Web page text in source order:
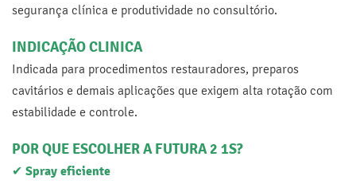
segurança clínica e produtividade no consultório.
INDICAÇÃO CLINICA
Indicada para procedimentos restauradores, preparos
cavitários e demais aplicações que exigem alta rotação com
estabilidade e controle.
POR QUE ESCOLHER A FUTURA 2 1S?
✔ Spray eficiente